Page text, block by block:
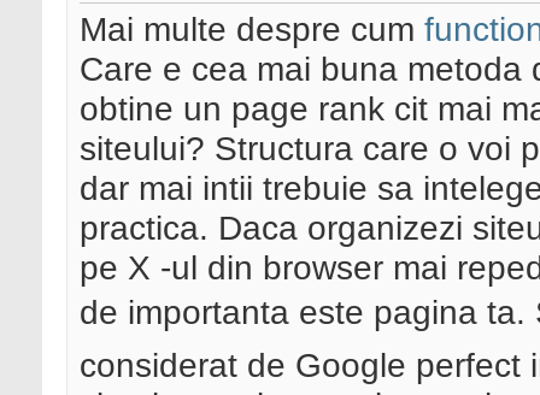
Mai multe despre cum
Care e cea mai buna
obtine un page rank cit mai
siteului? Structura care o voi
dar mai intii trebuie sa
practica. Daca organizezi
pe X -ul din browser mai
de importanta este pagina
considerat de Google perfect